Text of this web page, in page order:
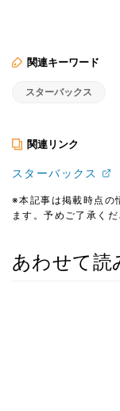
関連キーワード
スターバックス
関連リンク
スターバックス
※本記事は掲載時点の
ます。予めご了承くだ
あわせて読